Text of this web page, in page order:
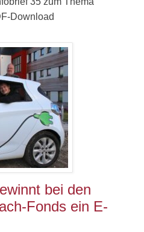
Download
bei den
Fonds ein E-